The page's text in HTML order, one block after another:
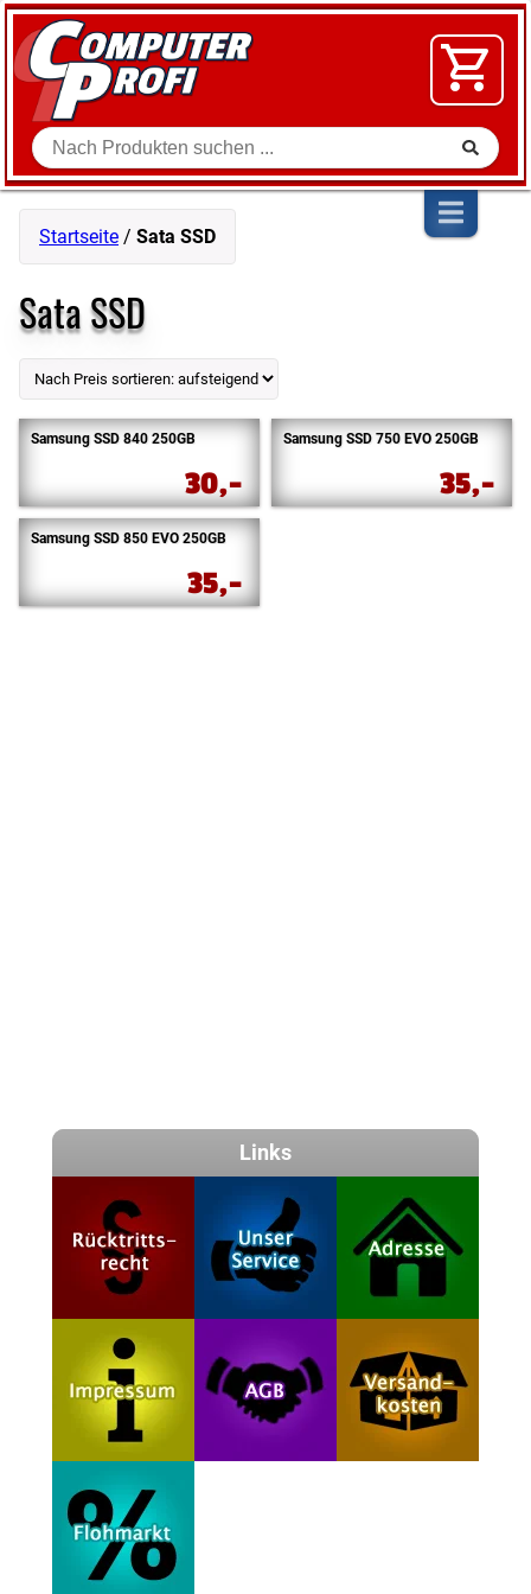
Zum Inhalt springen
Suche
SOFTWARE
VIDEO
SHOP
Startseite / Sata SSD
Sata SSD
Samsung SSD 840 250GB
30,-
Samsung SSD 750 EVO 250GB
35,-
Samsung SSD 850 EVO 250GB
35,-
Links